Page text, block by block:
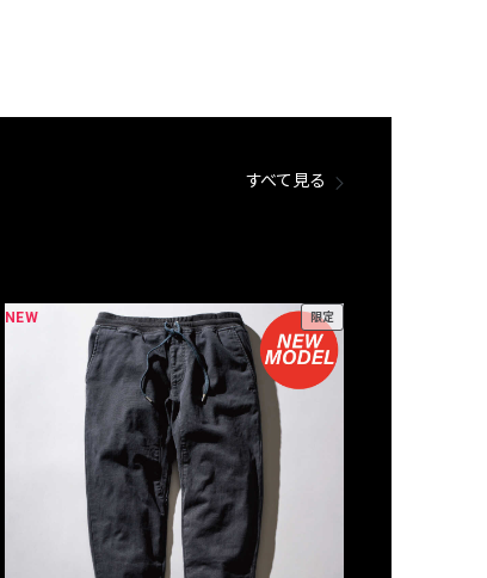
すべて見る
NEW 限定